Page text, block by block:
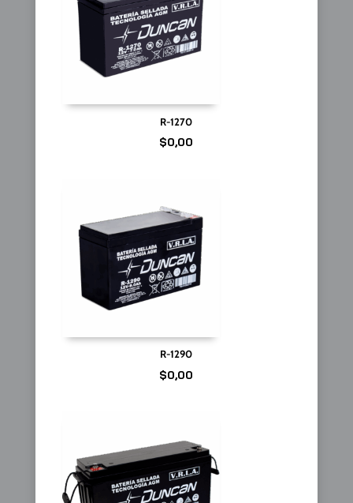
R-1270
$0,00
R-1290
$0,00